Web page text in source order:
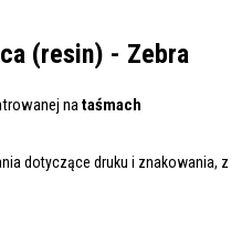
(resin) - Zebra
na taśmach
dotyczące druku i znakowania, z